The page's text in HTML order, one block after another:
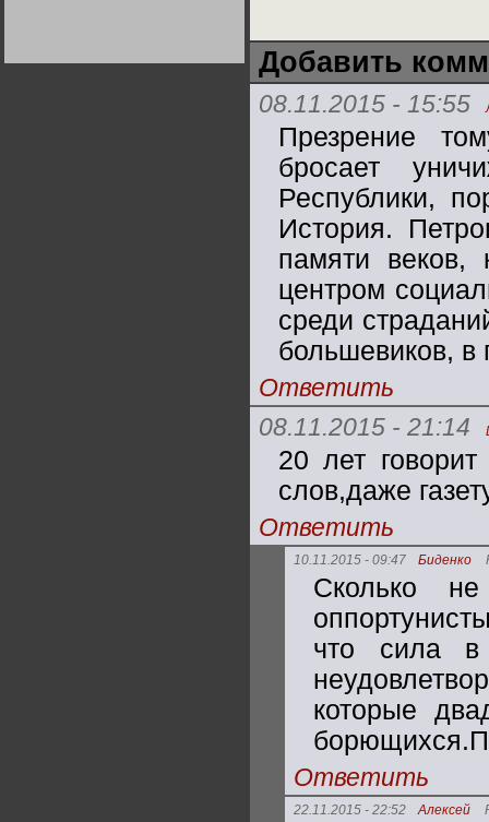
Добавить
08.11.2015 - 15:55
Презрение
бросает
Республики,
История.
памяти веков,
центром
среди
большевиков, в
Ответить
08.11.2015 - 21:14
20 лет
слов,даже
Ответить
10.11.2015 - 09:47 Биденко
Сколько
что сила в
которые
Ответить
22.11.2015 - 22:52 Алексей